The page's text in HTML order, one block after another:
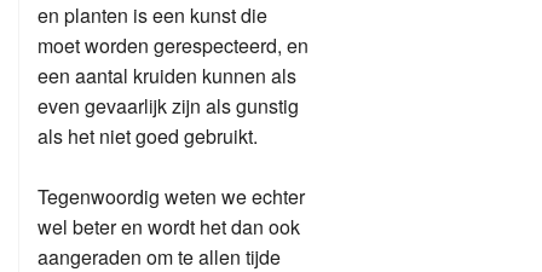
en planten is een kunst die
moet worden gerespecteerd, en
een aantal kruiden kunnen als
even gevaarlijk zijn als gunstig
als het niet goed gebruikt.
Tegenwoordig weten we echter
wel beter en wordt het dan ook
aangeraden om te allen tijde